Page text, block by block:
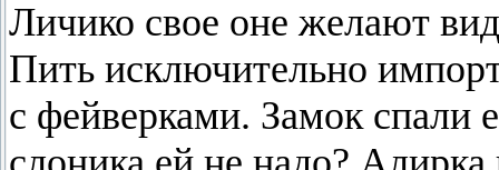
Личико свое оне желают
Пить исключительно
с фейверками. Замок спали